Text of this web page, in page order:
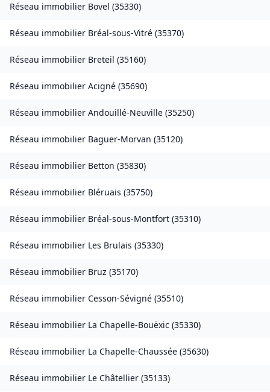
Réseau immobilier Bovel (35330)
Réseau immobilier Bréal-sous-Vitré (35370)
Réseau immobilier Breteil (35160)
Réseau immobilier Acigné (35690)
Réseau immobilier Andouillé-Neuville (35250)
Réseau immobilier Baguer-Morvan (35120)
Réseau immobilier Betton (35830)
Réseau immobilier Bléruais (35750)
Réseau immobilier Bréal-sous-Montfort (35310)
Réseau immobilier Les Brulais (35330)
Réseau immobilier Bruz (35170)
Réseau immobilier Cesson-Sévigné (35510)
Réseau immobilier La Chapelle-Bouëxic (35330)
Réseau immobilier La Chapelle-Chaussée (35630)
Réseau immobilier Le Châtellier (35133)